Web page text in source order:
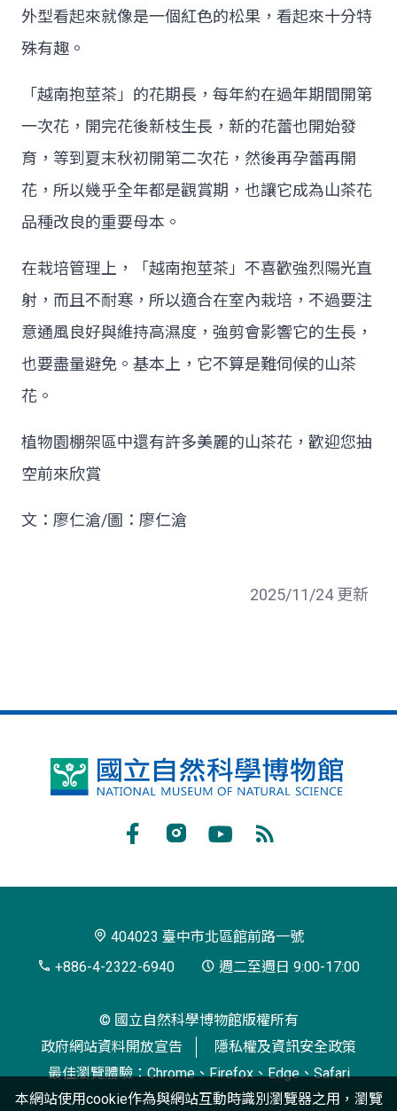
外型看起來就像是一個紅色的松果，看起來十分特
殊有趣。
「越南抱莖茶」的花期長，每年約在過年期間開第
一次花，開完花後新枝生長，新的花蕾也開始發
育，等到夏末秋初開第二次花，然後再孕蕾再開
花，所以幾乎全年都是觀賞期，也讓它成為山茶花
品種改良的重要母本。
在栽培管理上，「越南抱莖茶」不喜歡強烈陽光直
射，而且不耐寒，所以適合在室內栽培，不過要注
意通風良好與維持高濕度，強剪會影響它的生長，
也要盡量避免。基本上，它不算是難伺候的山茶
花。
植物園棚架區中還有許多美麗的山茶花，歡迎您抽
空前來欣賞
文：廖仁滄/圖：廖仁滄
2025/11/24 更新
國
博
閱
404023 臺中市北區館前路一號
+886-4-2322-6940
週二至週日 9:00-17:00
© 國立自然科學博物館版權所有
政府網站資料開放宣告
隱私權及資訊安全政策
最佳瀏覽體驗：Chrome、Firefox、Edge、Safari
本網站使用cookie作為與網站互動時識別瀏覽器之用，瀏覽